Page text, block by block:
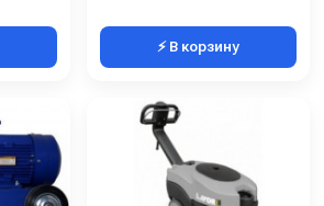
⚡ В корзину